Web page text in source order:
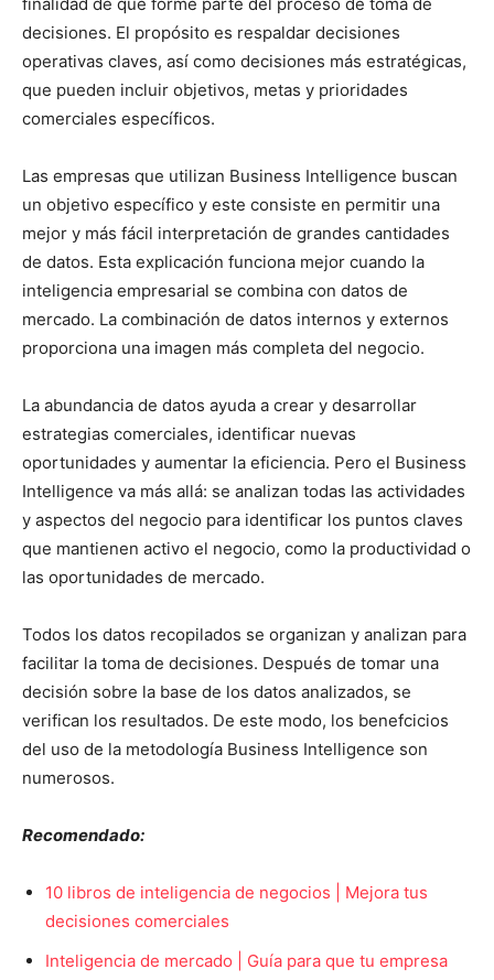
decisiones. El propósito es respaldar decisiones
operativas claves, así como decisiones más estratégicas,
que pueden incluir objetivos, metas y prioridades
comerciales específicos.
Las empresas que utilizan Business Intelligence buscan
un objetivo específico y este consiste en permitir una
mejor y más fácil interpretación de grandes cantidades
de datos. Esta explicación funciona mejor cuando la
inteligencia empresarial se combina con datos de
mercado. La combinación de datos internos y externos
proporciona una imagen más completa del negocio.
La abundancia de datos ayuda a crear y desarrollar
estrategias comerciales, identificar nuevas
oportunidades y aumentar la eficiencia. Pero el Business
Intelligence va más allá: se analizan todas las actividades
y aspectos del negocio para identificar los puntos claves
que mantienen activo el negocio, como la productividad o
las oportunidades de mercado.
Todos los datos recopilados se organizan y analizan para
facilitar la toma de decisiones. Después de tomar una
decisión sobre la base de los datos analizados, se
verifican los resultados. De este modo, los benefcicios
del uso de la metodología Business Intelligence son
numerosos.
Recomendado:
10 libros de inteligencia de negocios | Mejora tus
decisiones comerciales
Inteligencia de mercado | Guía para que tu empresa